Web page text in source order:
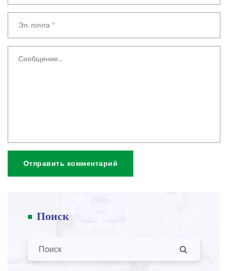
Отправить комментарий
Поиск